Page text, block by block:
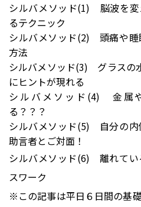
シルバメソッド(1) 脳波を変
るテクニック
シルバメソッド(2) 頭痛や睡
方法
シルバメソッド(3) グラスの
にヒントが現れる
シルバメソッド(4) 金属
る？？？
シルバメソッド(5) 自分の内
助言者とご対面！
シルバメソッド(6) 離れてい
スワーク
※この記事は平日６日間の基